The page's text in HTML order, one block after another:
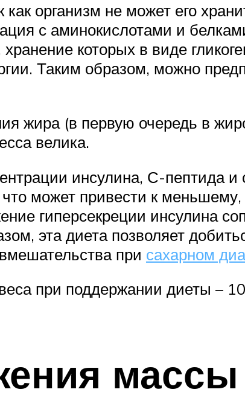
как организм не может его
с аминокислотами и
которых в виде
Таким образом, можно
жира (в первую очередь в
велика.
инсулина, С-пептида
может привести к
гиперсекреции инсулина
эта диета позволяет
вмешательства при сахарном
при поддержании диеты –
массы